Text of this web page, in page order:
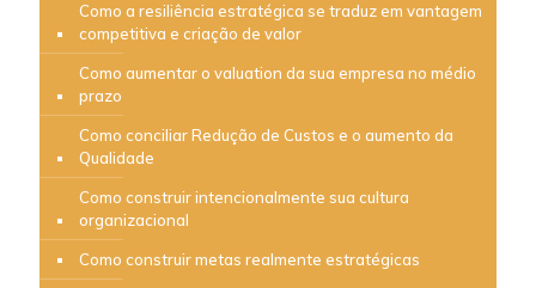
Como a resiliência estratégica se traduz em vantagem
competitiva e criação de valor
Como aumentar o valuation da sua empresa no médio
prazo
Como conciliar Redução de Custos e o aumento da
Qualidade
Como construir intencionalmente sua cultura
organizacional
Como construir metas realmente estratégicas